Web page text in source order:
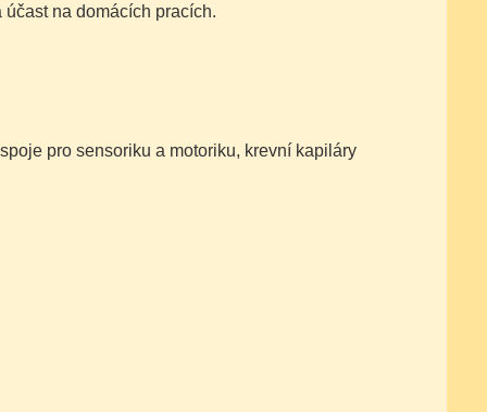
na domácích pracích.
pro sensoriku a motoriku, krevní kapiláry